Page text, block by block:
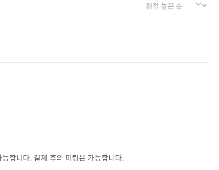
합니다. 결제 후의 미팅은 가능합니다.